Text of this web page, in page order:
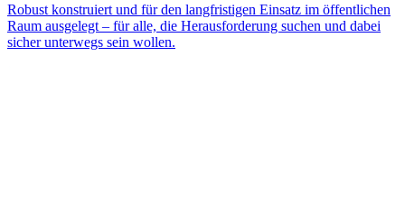
Robust konstruiert und für den langfristigen Einsatz im öffentlichen
Raum ausgelegt – für alle, die Herausforderung suchen und dabei
sicher unterwegs sein wollen.